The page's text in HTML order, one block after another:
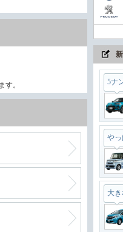
。
ち
5ナ
や
大